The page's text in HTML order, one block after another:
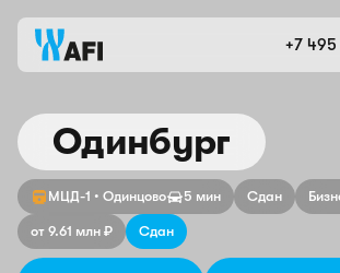
+7
Жилой
Одинбург
МЦД-1 • Одинцово 5 мин Сдан
от 9.61 млн ₽ Сдан